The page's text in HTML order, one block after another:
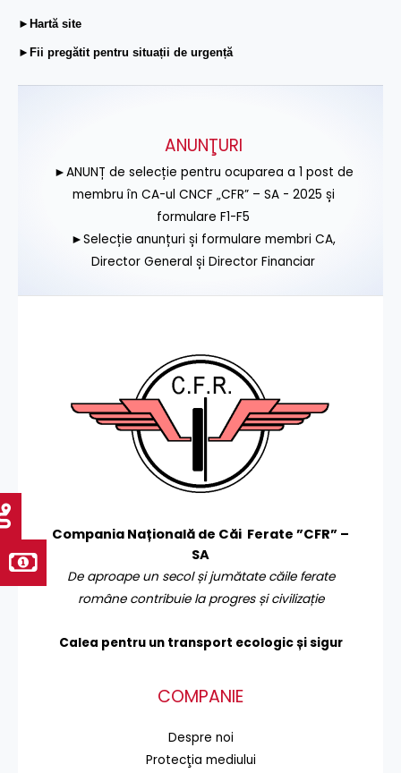
►Hartă site
►Fii pregătit pentru situații de urgență
ANUNŢURI
►ANUNȚ de selecție pentru ocuparea a 1 post de
membru în CA-ul CNCF „CFR” – SA - 2025 și
formulare F1-F5
►Selecție anunțuri și formulare membri CA,
Director General și Director Financiar
Compania Națională de Căi Ferate ”CFR” –
SA
De aproape un secol și jumătate căile ferate
române contribuie la progres și civilizație
Calea pentru un transport ecologic și sigur
COMPANIE
Despre noi
Protecţia mediului